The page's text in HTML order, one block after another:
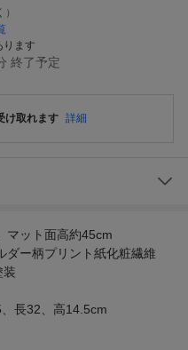
ります
終了予定
け取れます 詳細
マット面高約45cm
ー柄プリント紙化粧繊維
長32、高14.5cm